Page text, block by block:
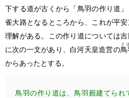
下する道が古くから「鳥羽の作り道
雀大路となるところから、これが平
理解がある。この作り道については
に次の一文があり、白河天皇造営の
と
からあったとする。
鳥羽の作り道は、鳥羽殿建てられ